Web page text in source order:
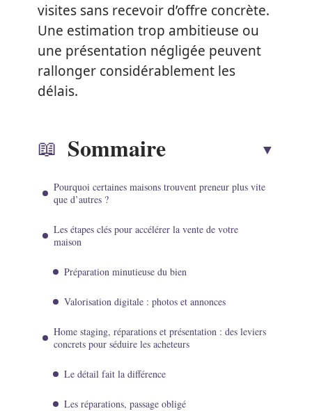
visites sans recevoir d’offre concrète.
Une estimation trop ambitieuse ou
une présentation négligée peuvent
rallonger considérablement les
délais.
Sommaire
Pourquoi certaines maisons trouvent preneur plus vite
que d’autres ?
Les étapes clés pour accélérer la vente de votre
maison
Préparation minutieuse du bien
Valorisation digitale : photos et annonces
Home staging, réparations et présentation : des leviers
concrets pour séduire les acheteurs
Le détail fait la différence
Les réparations, passage obligé